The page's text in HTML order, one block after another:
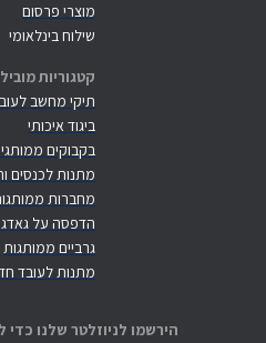
מוצרי פרסום
שילוח בינלאומי
קטגוריות
תיקי מחשב
ביגוד איכותי
בקבוקים
מתנות לכנסים
מחברות
הדפסה על
גרביים ממותגות
מתנות לעובד
הירשמו לניוזלטר שלנו כדי